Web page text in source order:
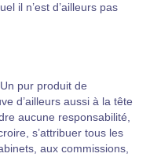
il n’est d’ailleurs pas
pur produit de
d’ailleurs aussi à la tête
aucune responsabilité,
s’attribuer tous les
aux commissions,